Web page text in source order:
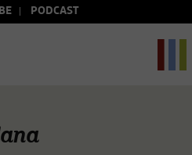
PODCAST